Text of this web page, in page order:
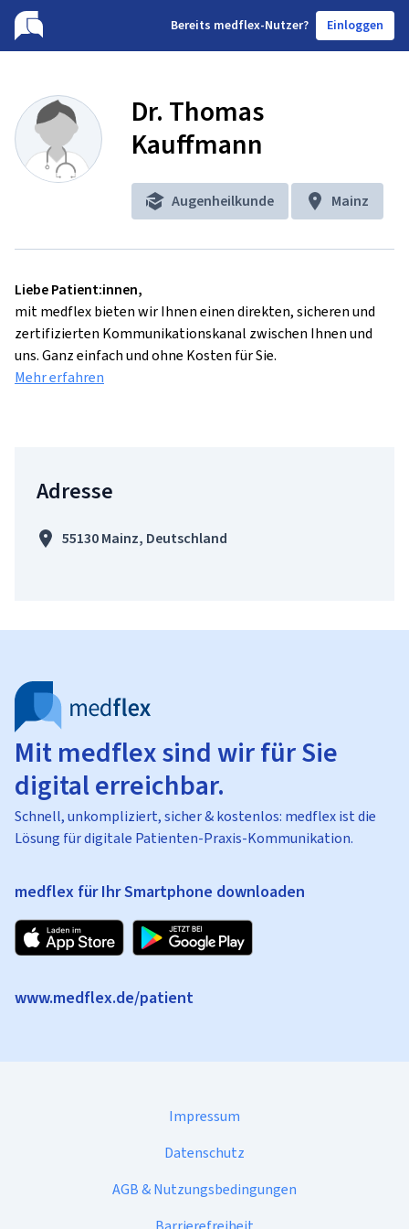
Bereits medflex-Nutzer? Einloggen
Dr. Thomas
Kauffmann
Augenheilkunde Mainz
Liebe Patient:innen,
mit medflex bieten wir Ihnen einen direkten, sicheren und
zertifizierten Kommunikationskanal zwischen Ihnen und
uns. Ganz einfach und ohne Kosten für Sie.
Mehr erfahren
Adresse
55130 Mainz, Deutschland
Mit medflex sind wir für Sie
digital erreichbar.
Schnell, unkompliziert, sicher & kostenlos: medflex ist die
Lösung für digitale Patienten-Praxis-Kommunikation.
medflex für Ihr Smartphone downloaden
www.medflex.de/patient
Impressum
Datenschutz
AGB & Nutzungsbedingungen